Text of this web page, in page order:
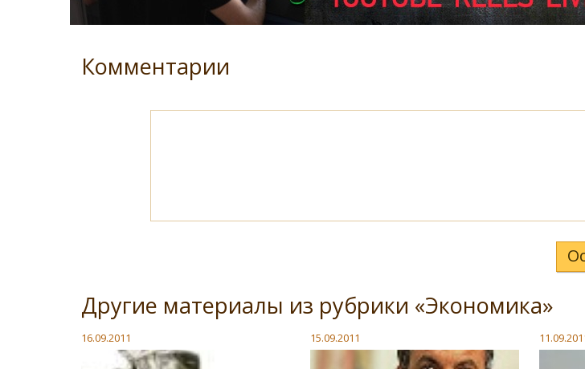
Комментарии
Другие материалы из рубрики «Экономика»
16.09.2011 15.09.2011